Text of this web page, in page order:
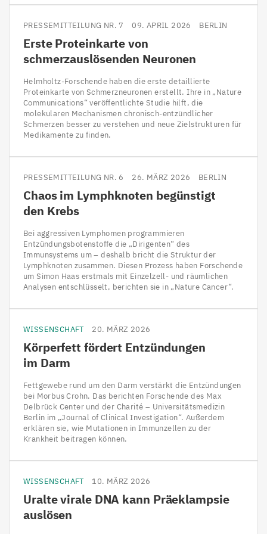
PRESSEMITTEILUNG NR. 7 09. APRIL 2026 BERLIN
Erste Proteinkarte von
schmerzauslösenden Neuronen
Helmholtz-Forschende haben die erste detaillierte
Proteinkarte von Schmerzneuronen erstellt. Ihre in ​„Nature
Communications“ veröffentlichte Studie hilft, die
molekularen Mechanismen chronisch-entzündlicher
Schmerzen besser zu verstehen und neue Zielstrukturen für
Medikamente zu finden.
PRESSEMITTEILUNG NR. 6 26. MÄRZ 2026 BERLIN
Chaos im Lymphknoten begünstigt
den Krebs
Bei aggressiven Lymphomen programmieren
Entzündungsbotenstoffe die „Dirigenten“ des
Immunsystems um – deshalb bricht die Struktur der
Lymphknoten zusammen. Diesen Prozess haben Forschende
um Simon Haas erstmals mit Einzelzell- und räumlichen
Analysen entschlüsselt, berichten sie in „Nature Cancer“.
WISSENSCHAFT 20. MÄRZ 2026
Körperfett fördert Entzündungen
im Darm
Fettgewebe rund um den Darm verstärkt die Entzündungen
bei Morbus Crohn. Das berichten Forschende des Max
Delbrück Center und der Charité – Universitätsmedizin
Berlin im „Journal of Clinical Investigation“. Außerdem
erklären sie, wie Mutationen in Immunzellen zu der
Krankheit beitragen können.
WISSENSCHAFT 10. MÄRZ 2026
Uralte virale DNA kann Präeklampsie
auslösen